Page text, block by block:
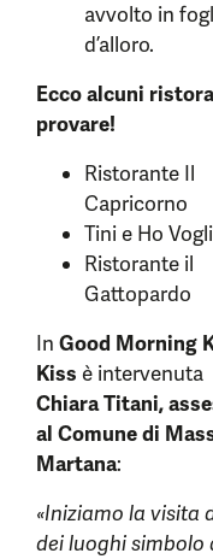
avvolto in
d’alloro.
Ecco alcuni
provare!
Ristorante Il
Capricorno
Tini e Ho
Ristorante il
Gattopardo
In Good Morning
Kiss è intervenuta
Chiara Titani,
al Comune di
Martana:
«Iniziamo la visita
dei luoghi simbolo